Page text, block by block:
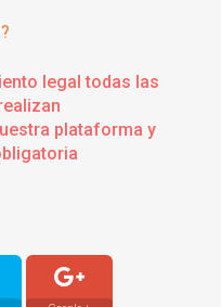
legal todas las
plataforma y